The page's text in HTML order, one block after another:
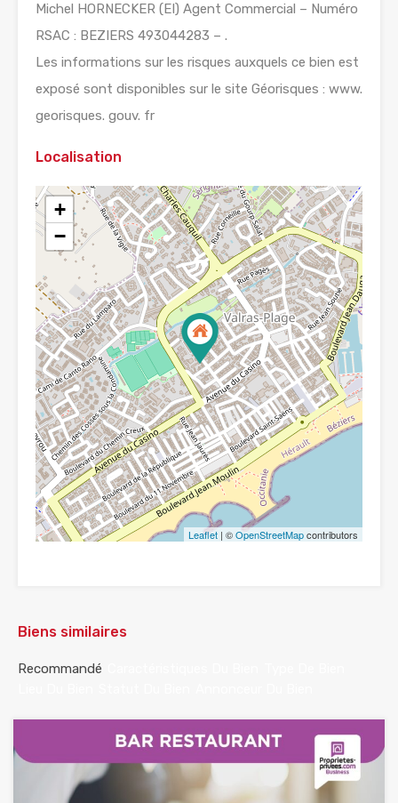
Michel HORNECKER (EI) Agent Commercial – Numéro
RSAC : BEZIERS 493044283 – .
Les informations sur les risques auxquels ce bien est
exposé sont disponibles sur le site Géorisques : www.
georisques. gouv. fr
Localisation
+
−
Leaflet | ©OpenStreetMapcontributors
Biens similaires
Recommandé